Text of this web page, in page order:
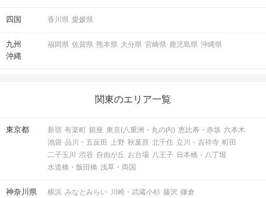
四国 香川県 愛媛県
九州
沖縄
福岡県 佐賀県 熊本県 大分県 宮崎県 鹿児島県 沖縄県
関東のエリア一覧
東京都 新宿 有楽町 銀座 東京(八重洲・丸の内) 恵比寿・赤坂 六本木
池袋 品川・五反田 上野 秋葉原 北千住 立川・吉祥寺 町田
二子玉川
渋谷 自由が丘 お台場 八王子 日本橋・八丁堀
水道橋・飯田橋 浅草・両国
神奈川県 横浜 みなとみらい 川崎・武蔵小杉 藤沢 鎌倉